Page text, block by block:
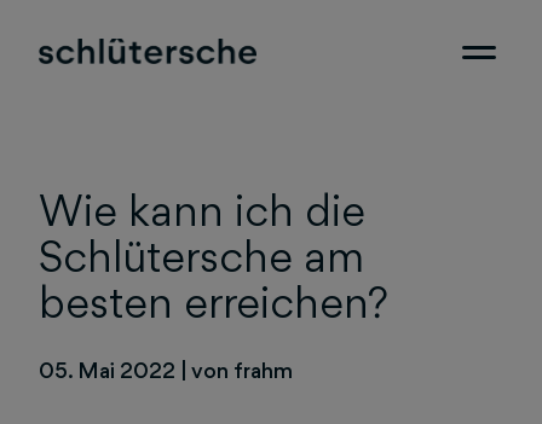
Wie kann ich die
Schlütersche am
besten erreichen?
05. Mai 2022 von frahm